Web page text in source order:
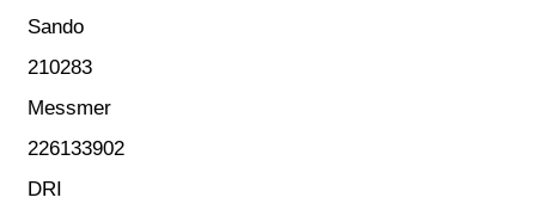
Sando
210283
Messmer
226133902
DRI